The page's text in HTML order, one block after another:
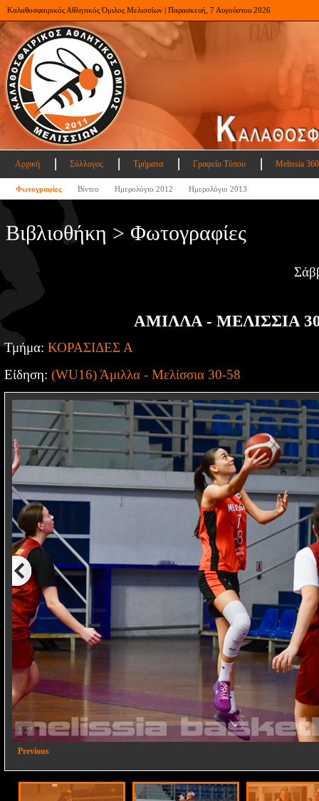
Καλαθοσφαιρικός Αθλητικός Όμιλος Μελισσίων | Παρασκευή, 7 Αυγούστου 2026
Αρχική Σύλλογος Τμήματα Γραφείο Τύπου Melissia
Φωτογραφίες Βίντεο Ημερολόγιο 2012 Ημερολόγιο 2013
Βιβλιοθήκη > Φωτογραφίες
ΑΜΙΛΛΑ - ΜΕΛΙΣΣΙΑ
Τμήμα: ΚΟΡΑΣΙΔΕΣ Α
Είδηση: (WU16) Άμιλλα - Μελίσσια 30-58
2/27
Previous